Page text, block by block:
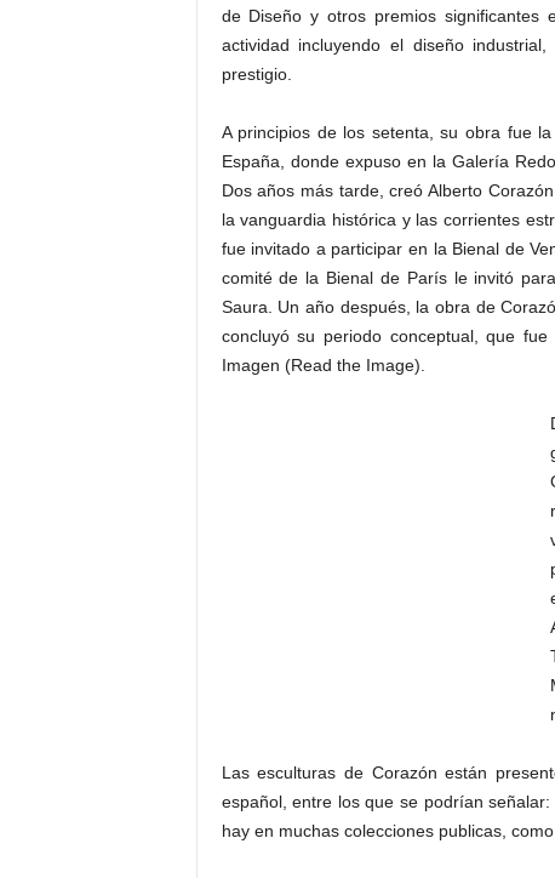
de Diseño y otros premios significantes
actividad incluyendo el diseño
prestigio.
A principios de los setenta, su obra fue
España, donde expuso en la Galería
Dos años más tarde, creó Alberto
la vanguardia histórica y las corrientes
fue invitado a participar en la Bienal de
comité de la Bienal de París le invitó
Saura. Un año después, la obra de
concluyó su periodo conceptual, que
Imagen (Read the Image).
Las esculturas de Corazón están
español, entre los que se podrían
hay en muchas colecciones publicas,